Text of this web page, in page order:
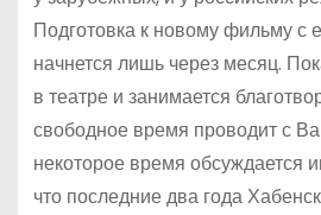
Подготовка к новому фильму с
начнется лишь через месяц.
в театре и занимается
свободное время проводит с
некоторое время обсуждается
что последние два года